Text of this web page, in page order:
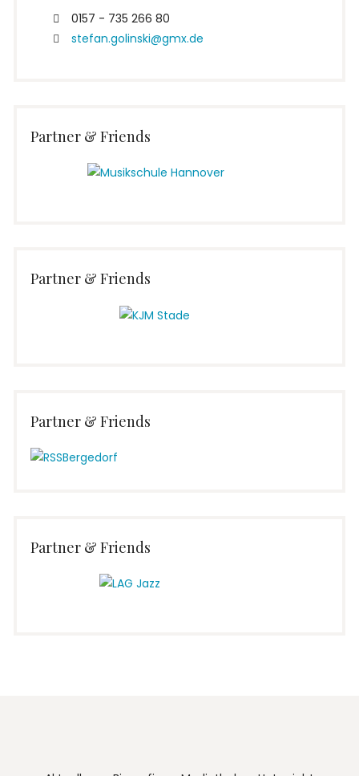
0157 - 735 266 80
stefan.golinski@gmx.de
Partner & Friends
Partner & Friends
Partner & Friends
Partner & Friends